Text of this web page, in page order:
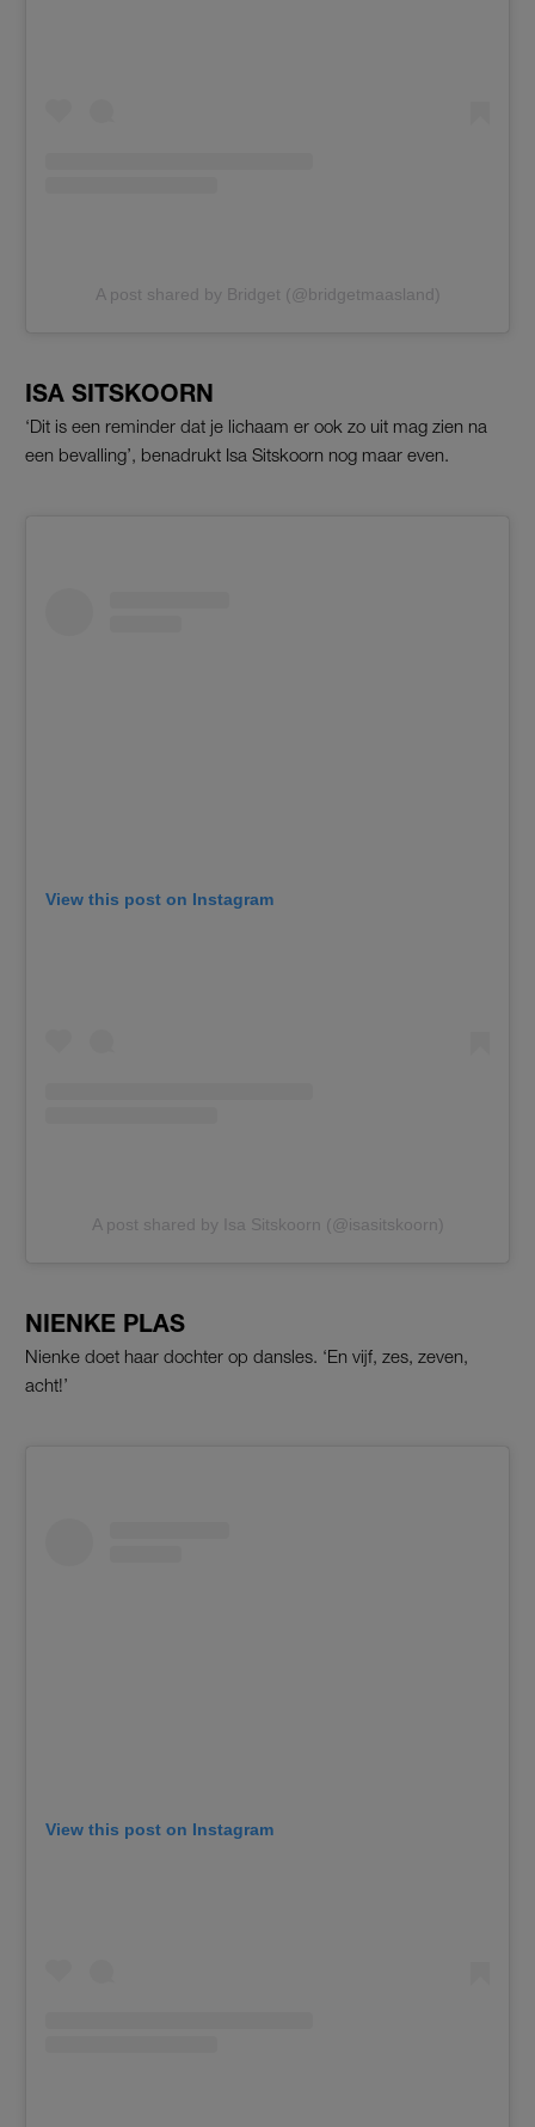
A post shared by Bridget (@bridgetmaasland)
ISA SITSKOORN
‘Dit is een reminder dat je lichaam er ook zo uit mag zien na
een bevalling’, benadrukt Isa Sitskoorn nog maar even.
View this post on Instagram
A post shared by Isa Sitskoorn (@isasitskoorn)
NIENKE PLAS
Nienke doet haar dochter op dansles. ‘En vijf, zes, zeven,
acht!’
View this post on Instagram